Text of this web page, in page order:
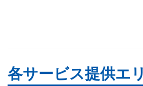
各サービス提供エ